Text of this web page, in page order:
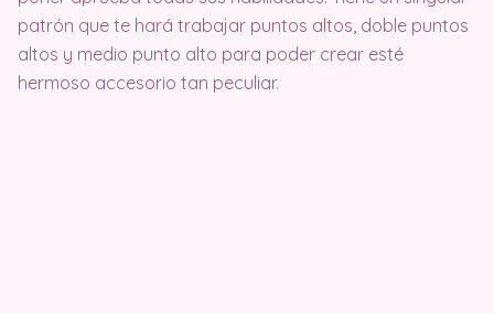
patrón que te hará trabajar puntos altos, doble puntos
altos y medio punto alto para poder crear esté
hermoso accesorio tan peculiar.